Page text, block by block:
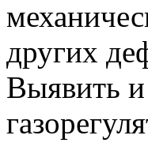
других
Выявить и